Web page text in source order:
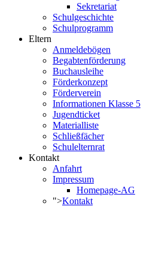
Sekretariat
Schulgeschichte
Schulprogramm
Eltern
Anmeldebögen
Begabtenförderung
Buchausleihe
Förderkonzept
Förderverein
Informationen Klasse 5
Jugendticket
Materialliste
Schließfächer
Schulelternrat
Kontakt
Anfahrt
Impressum
Homepage-AG
">Kontakt